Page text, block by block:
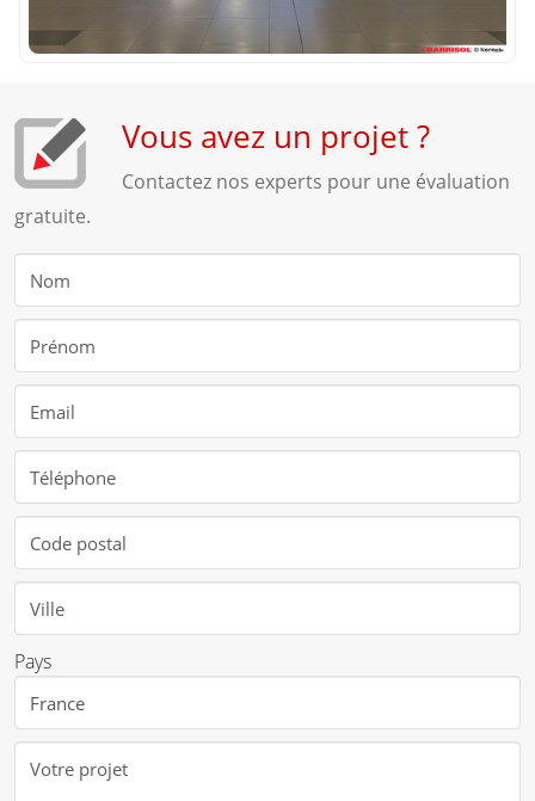
Vous avez un projet ?
Contactez nos experts pour une évaluation
gratuite.
Pays